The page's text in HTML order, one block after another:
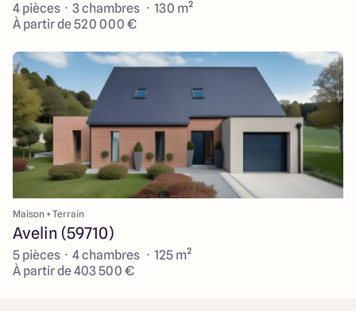
4 pièces · 3 chambres · 130 m²
À partir de 520 000 €
Maison + Terrain
Avelin (59710)
5 pièces · 4 chambres · 125 m²
À partir de 403 500 €